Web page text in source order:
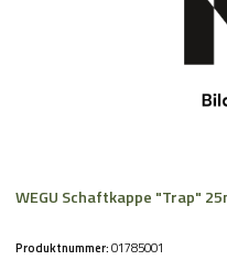
WEGU Schaftkappe "Trap"
Produktnummer:01785001